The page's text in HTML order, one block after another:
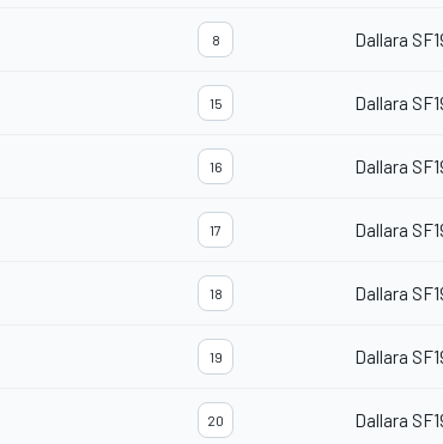
8 Dallara
15 Dallara
16 Dallara
17 Dallara
18 Dallara
19 Dallara
20 Dallara